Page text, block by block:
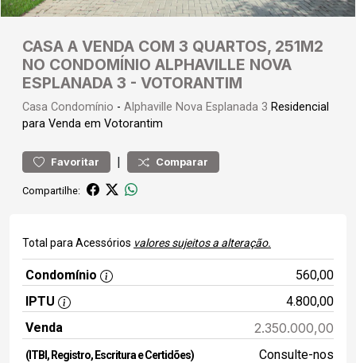
CASA A VENDA COM 3 QUARTOS, 251M2
NO CONDOMÍNIO ALPHAVILLE NOVA
ESPLANADA 3 - VOTORANTIM
Casa Condomínio - Alphaville Nova Esplanada 3 Residencial
para Venda em Votorantim
Favoritar | Comparar
Compartilhe:
Total para Acessórios valores sujeitos a alteração.
Condomínio
560,00
IPTU
4.800,00
Venda
2.350.000,00
(ITBI, Registro, Escritura e Certidões) Consulte-nos